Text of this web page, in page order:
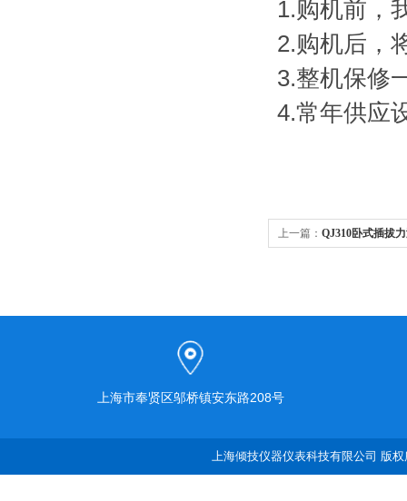
1.购机前，
2.购机后，
3.整机保修
4.常年供应
上一篇： QJ310卧式插拔
上海市奉贤区邬桥镇安东路208号
上海倾技仪器仪表科技有限公司 版